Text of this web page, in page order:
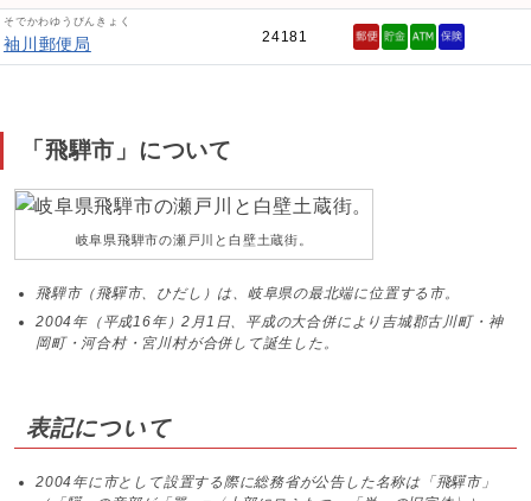
そでかわゆうびんきょく
袖川郵便局 24181
「飛騨市」について
岐阜県飛騨市の瀬戸川と白壁土蔵街。
飛騨市（飛驒市、ひだし）は、岐阜県の最北端に位置する市。
2004年（平成16年）2月1日、平成の大合併により吉城郡古川町・神
岡町・河合村・宮川村が合併して誕生した。
表記について
2004年に市として設置する際に総務省が公告した名称は「飛驒市」